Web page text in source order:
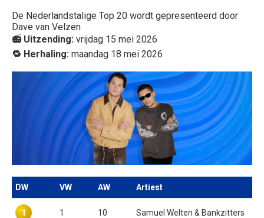
De Nederlandstalige Top 20 wordt gepresenteerd door
Dave van Velzen
📻 Uitzending: vrijdag 15 mei 2026
🔁 Herhaling: maandag 18 mei 2026
DW VW AW Artiest
1 1 10 Samuel Welten & Bankzitters